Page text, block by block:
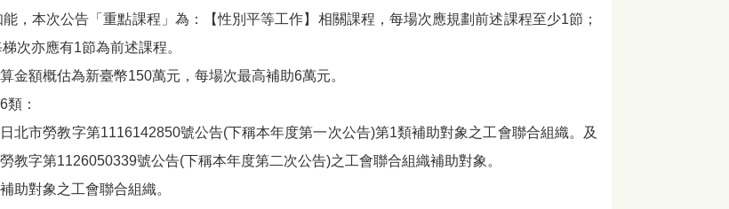
，本次公告「重點課程」為：【性別平等工作】相關課程，每場次應規劃前述課程至少1節；
次亦應有1節為前述課程。
金額概估為新臺幣150萬元，每場次最高補助6萬元。
：
北市勞教字第1116142850號公告(下稱本年度第一次公告)第1類補助對象之工會聯合組織。及
教字第1126050339號公告(下稱本年度第二次公告)之工會聯合組織補助對象。
助對象之工會聯合組織。